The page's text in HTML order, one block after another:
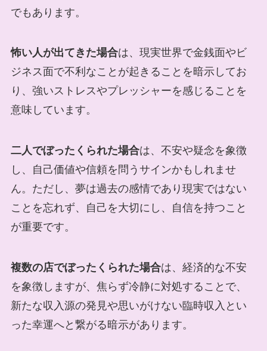
でもあります。
怖い人が出てきた場合は、現実世界で金銭面やビ
ジネス面で不利なことが起きることを暗示してお
り、強いストレスやプレッシャーを感じることを
意味しています。
二人でぼったくられた場合は、不安や疑念を象徴
し、自己価値や信頼を問うサインかもしれませ
ん。ただし、夢は過去の感情であり現実ではない
ことを忘れず、自己を大切にし、自信を持つこと
が重要です。
複数の店でぼったくられた場合は、経済的な不安
を象徴しますが、焦らず冷静に対処することで、
新たな収入源の発見や思いがけない臨時収入とい
った幸運へと繋がる暗示があります。